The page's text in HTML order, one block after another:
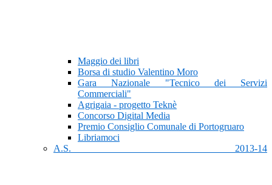
Maggio dei libri
Borsa di studio Valentino Moro
Gara Nazionale "Tecnico dei Servizi
Commerciali"
Agrigaia - progetto Teknè
Concorso Digital Media
Premio Consiglio Comunale di Portogruaro
Libriamoci
A.S. 2013-14